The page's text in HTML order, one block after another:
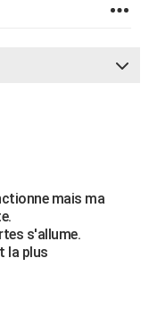
mais ma
s'allume.
la plus